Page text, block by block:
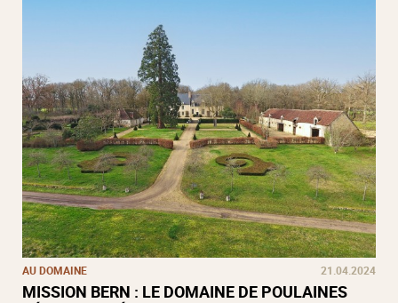
AU DOMAINE 21.04.2024
MISSION BERN : LE DOMAINE DE POULAINES